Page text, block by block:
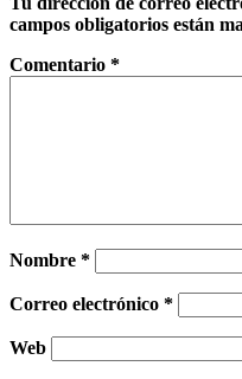
campos obligatorios están
Comentario *
Nombre *
Correo electrónico *
Web